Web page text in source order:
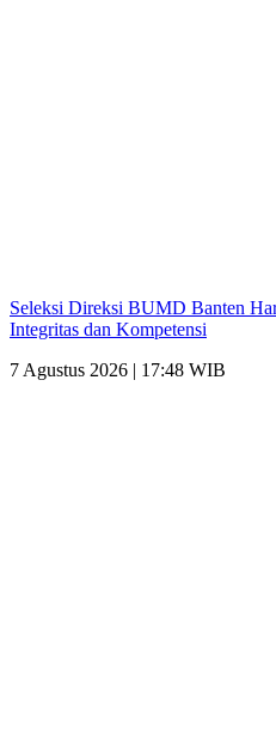
Seleksi Direksi BUMD Banten
Integritas dan Kompetensi
7 Agustus 2026 | 17:48 WIB